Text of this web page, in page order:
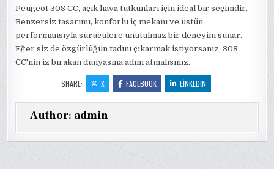
Peugeot 308 CC, açık hava tutkunları için ideal bir seçimdir.
Benzersiz tasarımı, konforlu iç mekanı ve üstün
performansıyla sürücülere unutulmaz bir deneyim sunar.
Eğer siz de özgürlüğün tadını çıkarmak istiyorsanız, 308
CC'nin iz bırakan dünyasına adım atmalısınız.
SHARE: X FACEBOOK LINKEDIN
Author: admin